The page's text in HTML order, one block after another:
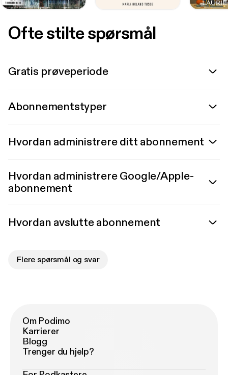
Ofte stilte spørsmål
Gratis prøveperiode
Abonnementstyper
Hvordan administrere ditt abonnement
Hvordan administrere Google/Apple-
abonnement
Hvordan avslutte abonnement
Flere spørsmål og svar
Om Podimo
Karrierer
Blogg
Trenger du hjelp?